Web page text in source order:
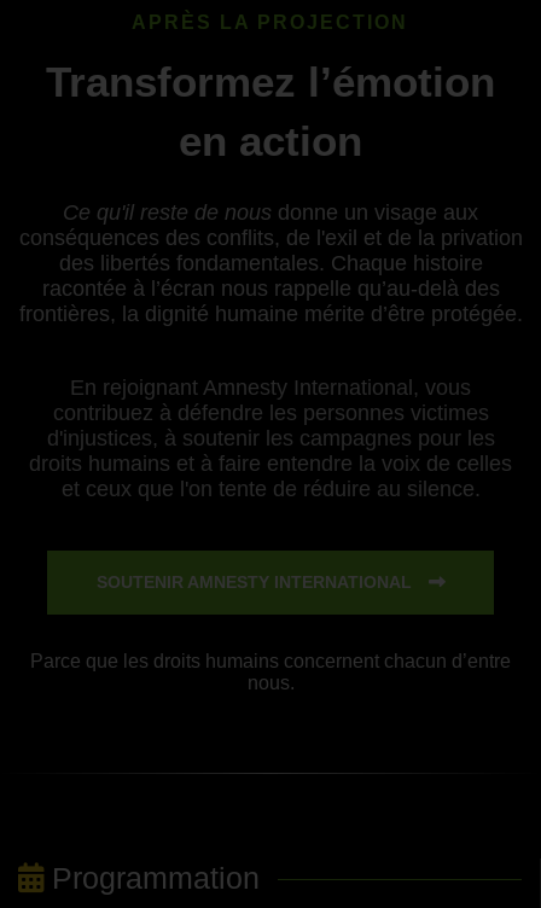
APRÈS LA PROJECTION
Transformez l’émotion
en action
Ce qu'il reste de nous donne un visage aux
conséquences des conflits, de l'exil et de la privation
des libertés fondamentales. Chaque histoire
racontée à l’écran nous rappelle qu’au-delà des
frontières, la dignité humaine mérite d’être protégée.
En rejoignant Amnesty International, vous
contribuez à défendre les personnes victimes
d'injustices, à soutenir les campagnes pour les
droits humains et à faire entendre la voix de celles
et ceux que l'on tente de réduire au silence.
SOUTENIR AMNESTY INTERNATIONAL
Parce que les droits humains concernent chacun d’entre
nous.
Programmation